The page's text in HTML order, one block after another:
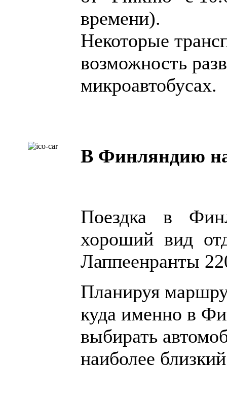
времени).
Некоторые
возможность
микроавтобусах.
В Финляндию
Поездка в
хороший вид
Лаппеенранты
Планируя
куда именно в
выбирать
наиболее